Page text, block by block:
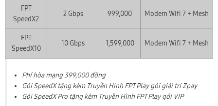
FPT
SpeedX2
2 Gbps 999,000 Modem Wifi 7 + Mesh
FPT
SpeedX10
10 Gbps 1,599,000 Modem Wifi 7 + Mesh
Phí hòa mạng 399,000 đồng
Gói SpeedX tặng kèm Truyền Hình FPT Play gói giải trí Zpay
Gói SpeedX Pro tặng kèm Truyền Hình FPT Play gói VIP